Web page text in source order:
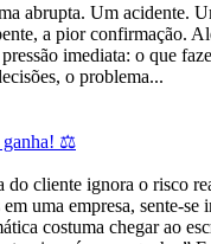
abrupta. Um acidente.
a pior confirmação.
imediata: o que
o problema...
ganha! ⚖️
do cliente ignora o risco
uma empresa, sente-se
costuma chegar ao